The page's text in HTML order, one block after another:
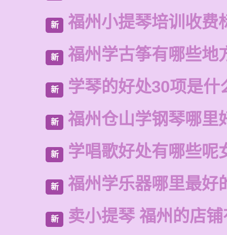
新 福州小提琴培训收费
新 福州学古筝有哪些地
新 学琴的好处30项是什
新 福州仓山学钢琴哪里
新 学唱歌好处有哪些呢
新 福州学乐器哪里最好
新 卖小提琴 福州的店